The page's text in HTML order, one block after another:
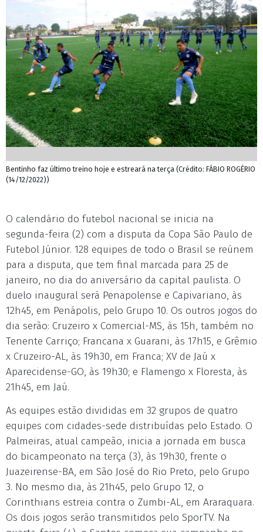
Bentinho faz último treino hoje e estreará na terça (Crédito: FÁBIO ROGÉRIO
(14/12/2022))
O calendário do futebol nacional se inicia na
segunda-feira (2) com a disputa da Copa São Paulo de
Futebol Júnior. 128 equipes de todo o Brasil se reúnem
para a disputa, que tem final marcada para 25 de
janeiro, no dia do aniversário da capital paulista. O
duelo inaugural será Penapolense e Capivariano, às
12h45, em Penápolis, pelo Grupo 10. Os outros jogos do
dia serão: Cruzeiro x Comercial-MS, às 15h, também no
Tenente Carriço; Francana x Guarani, às 17h15, e Grêmio
x Cruzeiro-AL, às 19h30, em Franca; XV de Jaú x
Aparecidense-GO, às 19h30; e Flamengo x Floresta, às
21h45, em Jaú.
As equipes estão divididas em 32 grupos de quatro
equipes com cidades-sede distribuídas pelo Estado. O
Palmeiras, atual campeão, inicia a jornada em busca
do bicampeonato na terça (3), às 19h30, frente o
Juazeirense-BA, em São José do Rio Preto, pelo Grupo
3. No mesmo dia, às 21h45, pelo Grupo 12, o
Corinthians estreia contra o Zumbi-AL, em Araraquara.
Os dois jogos serão transmitidos pelo SporTV. Na